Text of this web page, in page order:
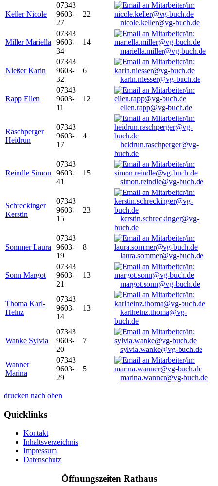
Keller Nicole
07343
9603-
27
22
nicole.keller@vg-buch.de
Miller Mariella
07343
9603-
34
14
mariella.miller@vg-buch.de
Nießer Karin
07343
9603-
32
6
karin.niesser@vg-buch.de
Rapp Ellen
07343
9603-
11
12
ellen.rapp@vg-buch.de
Raschperger
Heidrun
07343
9603-
17
4
heidrun.raschperger@vg-
buch.de
Reindle Simon
07343
9603-
41
15
simon.reindle@vg-buch.de
Schreckinger
Kerstin
07343
9603-
15
23
kerstin.schreckinger@vg-
buch.de
Sommer Laura
07343
9603-
19
8
laura.sommer@vg-buch.de
Sonn Margot
07343
9603-
21
13
margot.sonn@vg-buch.de
Thoma Karl-
Heinz
07343
9603-
14
13
karlheinz.thoma@vg-
buch.de
Wanke Sylvia
07343
9603-
20
7
sylvia.wanke@vg-buch.de
Wanner
Marina
07343
9603-
29
5
marina.wanner@vg-buch.de
drucken nach oben
Quicklinks
Kontakt
Inhaltsverzeichnis
Impressum
Datenschutz
Öffnungszeiten Rathaus